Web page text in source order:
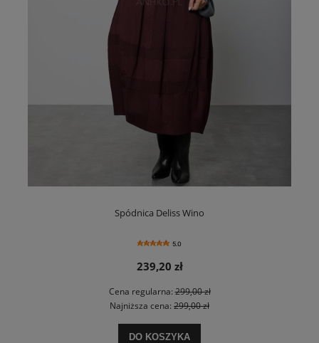
Spódnica Deliss Wino
5.0
239,20 zł
Cena regularna:299,00 zł
Najniższa cena: 299,00 zł
DO KOSZYKA